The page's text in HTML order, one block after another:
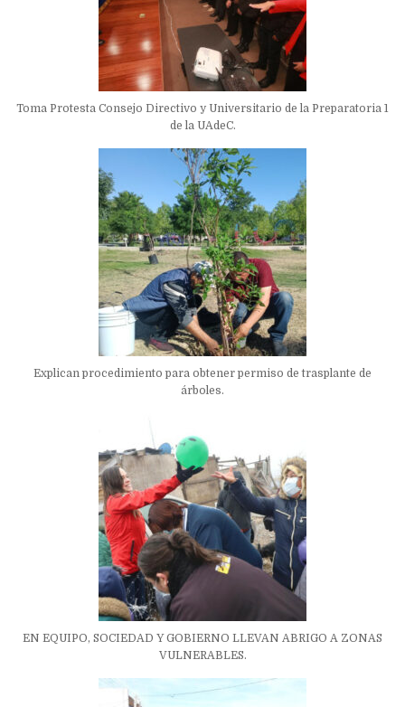
Toma Protesta Consejo Directivo y Universitario de la Preparatoria 1
de la UAdeC.
Explican procedimiento para obtener permiso de trasplante de
árboles.
EN EQUIPO, SOCIEDAD Y GOBIERNO LLEVAN ABRIGO A ZONAS
VULNERABLES.